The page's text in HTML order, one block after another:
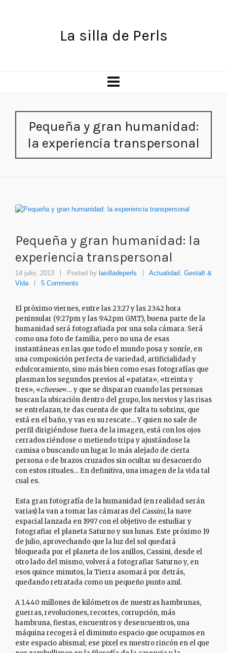
La silla de Perls
Pequeña y gran humanidad:
la experiencia transpersonal
Pequeña y gran humanidad: la
experiencia transpersonal
14 julio, 2013 Posted by lasilladeperls Actualidad, Gestalt &
Vida
5 Comments
El próximo viernes, entre las 23:27 y las 23:42 hora
peninsular (9:27pm y las 9:42pm GMT), buena parte de la
humanidad será fotografiada por una sola cámara. Será
como una foto de familia, pero no una de esas
instantáneas en las que todo el mundo posa y sonríe, en
una composición perfecta de variedad, artificialidad y
edulcoramiento, sino más bien como esas fotografías que
plasman los segundos previos al «patata», «treinta y
tres», «cheese«… y que se disparan cuando las personas
buscan la ubicación dentro del grupo, los nervios y las risas
se entrelazan, te das cuenta de que falta tu sobrinx, que
está en el baño, y vas en su rescate… Y quien no sale de
perfil dirigiéndose fuera de la imagen, está con los ojos
cerrados riéndose o metiendo tripa y ajustándose la
camisa o buscando un lugar lo más alejado de cierta
persona o de brazos cruzados sin ocultar su desacuerdo
con estos rituales… En definitiva, una imagen de la vida tal
cual es.
Esta gran fotografía de la humanidad (en realidad serán
varias) la van a tomar las cámaras del Cassini, la nave
espacial lanzada en 1997 con el objetivo de estudiar y
fotografiar el planeta Saturno y sus lunas. Este próximo 19
de julio, aprovechando que la luz del sol quedará
bloqueada por el planeta de los anillos, Cassini, desde el
otro lado del mismo, volverá a fotografiar Saturno y, en
esos quince minutos, la Tierra asomará por detrás,
quedando retratada como un pequeño punto azul.
A 1.440 millones de kilómetros de nuestras hambrunas,
guerras, revoluciones, recortes, corrupción, más
hambruna, fiestas, encuentros y desencuentros, una
máquina recogerá el diminuto espacio que ocupamos en
este espacio abismal; ese pixel es nuestro rincón en el que